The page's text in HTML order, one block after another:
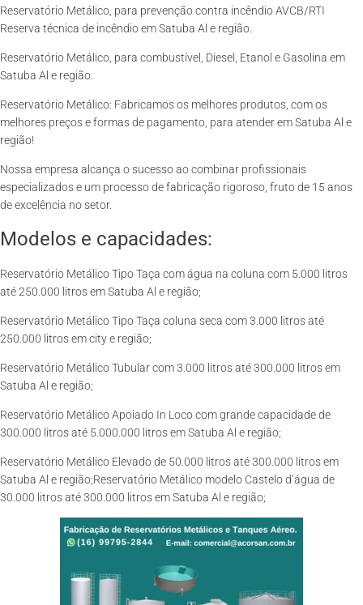
Reservatório Metálico, para prevenção contra incêndio AVCB/RTI
Reserva técnica de incêndio em Satuba Al e região.
Reservatório Metálico, para combustível, Diesel, Etanol e Gasolina em
Satuba Al e região.
Reservatório Metálico: Fabricamos os melhores produtos, com os
melhores preços e formas de pagamento, para atender em Satuba Al e
região!
Nossa empresa alcança o sucesso ao combinar profissionais
especializados e um processo de fabricação rigoroso, fruto de 15 anos
de excelência no setor.
Modelos e capacidades:
Reservatório Metálico Tipo Taça com água na coluna com 5.000 litros
até 250.000 litros em Satuba Al e região;
Reservatório Metálico Tipo Taça coluna seca com 3.000 litros até
250.000 litros em city e região;
Reservatório Metálico Tubular com 3.000 litros até 300.000 litros em
Satuba Al e região;
Reservatório Metálico Apoiado In Loco com grande capacidade de
300.000 litros até 5.000.000 litros em Satuba Al e região;
Reservatório Metálico Elevado de 50.000 litros até 300.000 litros em
Satuba Al e região;Reservatório Metálico modelo Castelo d’água de
30.000 litros até 300.000 litros em Satuba Al e região;